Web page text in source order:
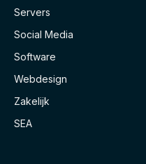
Servers
Social Media
Software
Webdesign
Zakelijk
SEA